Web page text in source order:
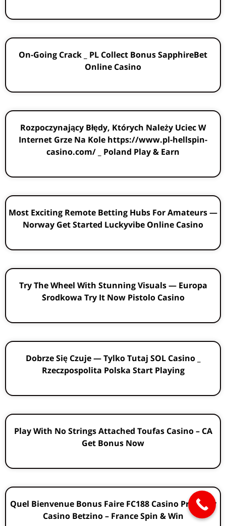
On-Going Crack _ PL Collect Bonus SapphireBet
Online Casino
Rozpoczynający Błędy, Których Należy Uciec W
Internet Grze Na Kole https://www.pl-hellspin-
casino.com/ _ Poland Play & Earn
Most Exciting Remote Betting Hubs For Amateurs —
Norway Get Started Luckyvibe Online Casino
Try The Wheel With Stunning Visuals — Europa
Środkowa Try It Now Pistolo Casino
Dobrze Się Czuje — Tylko Tutaj SOL Casino _
Rzeczpospolita Polska Start Playing
Play With No Strings Attached Toufas Casino – CA
Get Bonus Now
Quel Bienvenue Bonus Faire FC188 Casino Proposer
Casino Betzino – France Spin & Win